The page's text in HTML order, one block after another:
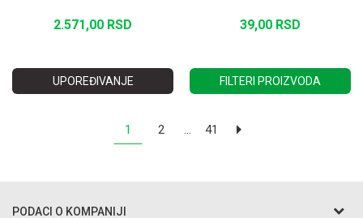
2.571,00 RSD 39,00 RSD
UPOREĐIVANJE FILTERI PROIZVODA
1 2 ... 41
PODACI O KOMPANIJI